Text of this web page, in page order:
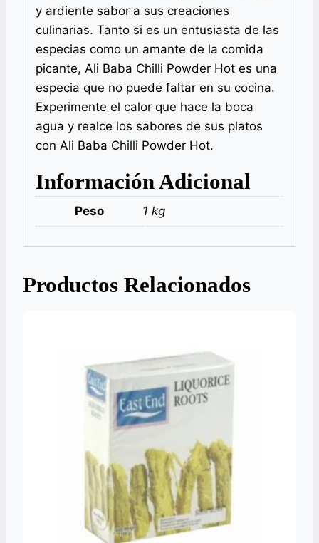
y ardiente sabor a sus creaciones
culinarias. Tanto si es un entusiasta de las
especias como un amante de la comida
picante, Ali Baba Chilli Powder Hot es una
especia que no puede faltar en su cocina.
Experimente el calor que hace la boca
agua y realce los sabores de sus platos
con Ali Baba Chilli Powder Hot.
Información Adicional
Peso 1 kg
Productos Relacionados